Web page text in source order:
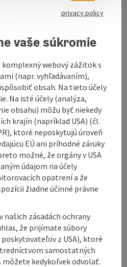
invites you to linger.
bookings for
privacy policy
vaše súkromie
webový zážitok s
(napr. vyhľadávaním),
obsah. Na tieto účely
Na isté účely (analýza,
obsahu) môžu byť niekedy
krajín (napríklad USA) (čl.
ktoré neposkytujú úroveň
EÚ ani príhodné záruky
možné, že orgány v USA
údajom na účely
opatrení a že
žiadne účinné právne
našich zásadách ochrany
že prijímate súbory
z USA), ktoré
samostatných
môžete kedykoľvek odvolať.